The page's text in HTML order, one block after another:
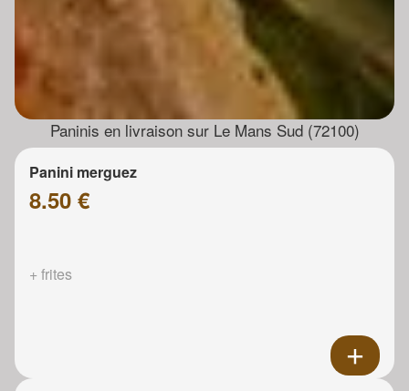
Paninis en livraison sur Le Mans Sud (72100)
Panini merguez
8.50 €
+ frites